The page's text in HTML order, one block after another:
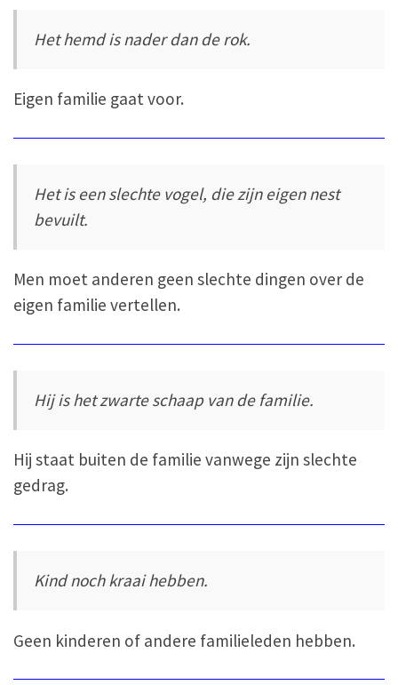
Het hemd is nader dan de rok.
Eigen familie gaat voor.
Het is een slechte vogel, die zijn eigen nest
bevuilt.
Men moet anderen geen slechte dingen over de
eigen familie vertellen.
Hij is het zwarte schaap van de familie.
Hij staat buiten de familie vanwege zijn slechte
gedrag.
Kind noch kraai hebben.
Geen kinderen of andere familieleden hebben.